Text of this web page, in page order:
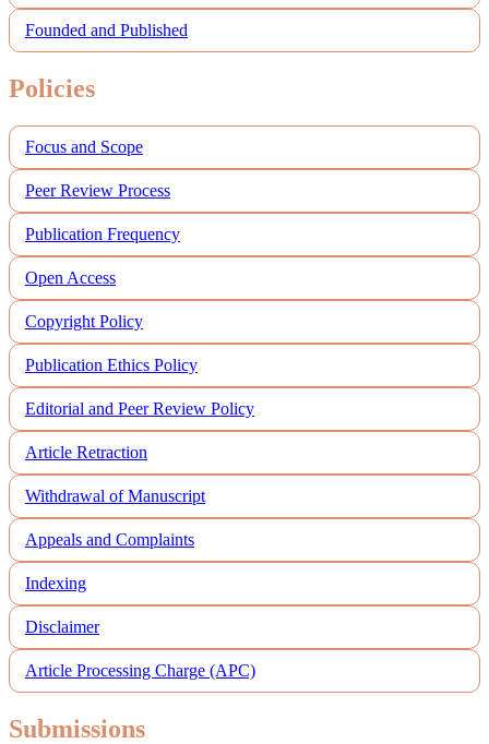
Founded and Published
Policies
Focus and Scope
Peer Review Process
Publication Frequency
Open Access
Copyright Policy
Publication Ethics Policy
Editorial and Peer Review Policy
Article Retraction
Withdrawal of Manuscript
Appeals and Complaints
Indexing
Disclaimer
Article Processing Charge (APC)
Submissions